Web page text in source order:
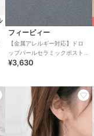
フィービィー
【金属アレルギー対応】ドロ
ップパールセラミックポスト
ピアス
¥3,630